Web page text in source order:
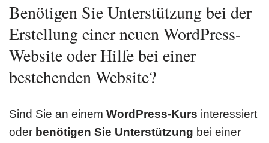
Benötigen Sie Unterstützung bei der
Erstellung einer neuen WordPress-
Website oder Hilfe bei einer
bestehenden Website?
Sind Sie an einem WordPress-Kurs interessiert
oder benötigen Sie Unterstützung bei einer